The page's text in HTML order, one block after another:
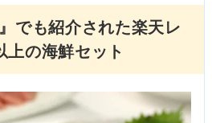
でも紹介された楽天レ
上の海鮮セット